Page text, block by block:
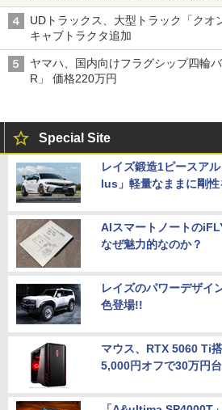
UDトラックス、大型トラック「クオ
キャブトラクタ追加
ヤマハ、国内向けフラグシップ四輪
R」 価格220万円
Special Site
レイズ鍛造1ピースア
lus」軽量なままに剛性
AIスマートノートの
なぜ魅力的なのか？
レイズのパワーデザイ
色登場!!
マウス、RTX 5060 Ti
5,000円オフで30万円台